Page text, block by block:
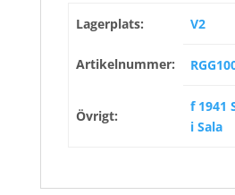
Lagerplats: V2
Artikelnummer:
Övrigt:
f 1941
i Sala